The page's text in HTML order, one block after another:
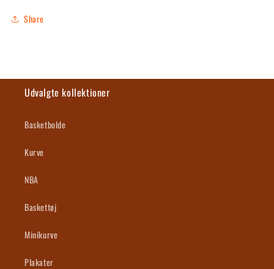
Share
Udvalgte kollektioner
Basketbolde
Kurve
NBA
Baskettøj
Minikurve
Plakater